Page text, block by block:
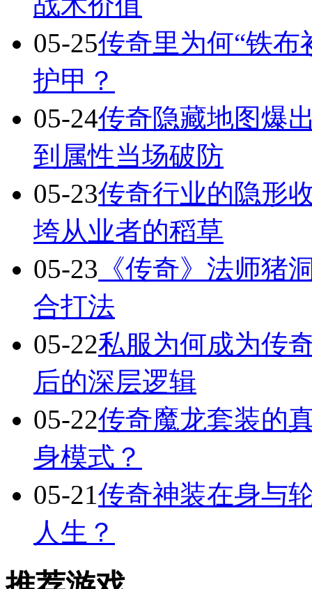
05-25传奇里为何“铁布
护甲？
05-24传奇隐藏地图爆
到属性当场破防
05-23传奇行业的隐形
垮从业者的稻草
05-23 《传奇》法师猪
合打法
05-22私服为何成为传
后的深层逻辑
05-22传奇魔龙套装的
身模式？
05-21传奇神装在身与
人生？